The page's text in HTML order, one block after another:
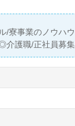
/寮事業のノウハ
介護職/正社員募
円/賞与2回】
瀬駅』徒歩9分。
個室）『ドーミ
本社：東京都千
上、東京都、埼